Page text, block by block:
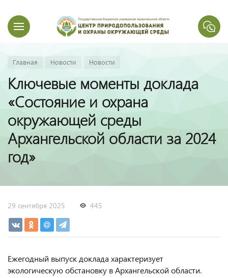
Главная Новости Новости
Ключевые моменты доклада
«Состояние и охрана
окружающей среды
Архангельской области за 2024
год»
29 сентября 2025 445
Ежегодный выпуск доклада характеризует
экологическую обстановку в Архангельской области.